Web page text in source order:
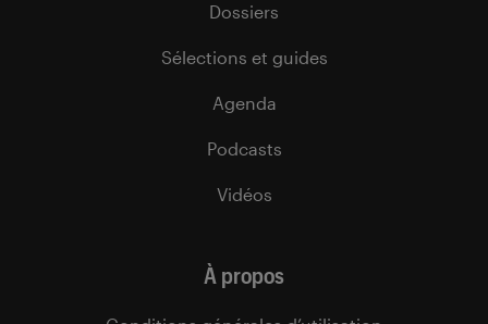
Dossiers
Sélections et guides
Agenda
Podcasts
Vidéos
À propos